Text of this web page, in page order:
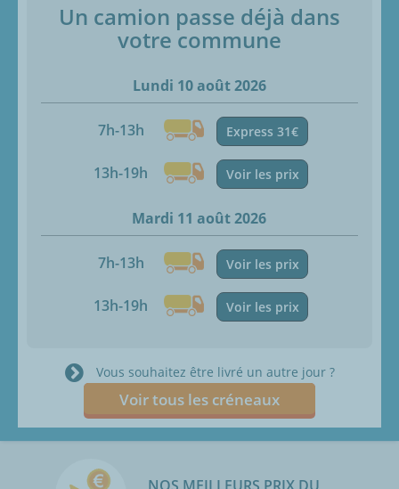
Un camion passe déjà dans
votre commune
Lundi 10 août 2026
7h-13h Express 31€
13h-19h Voir les prix
Mardi 11 août 2026
7h-13h Voir les prix
13h-19h Voir les prix
Vous souhaitez être livré un autre jour ?
Voir tous les créneaux